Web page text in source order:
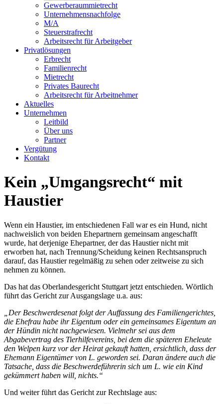
Gewerberaummietrecht
Unternehmensnachfolge
M/A
Steuerstrafrecht
Arbeitsrecht für Arbeitgeber
Privatlösungen
Erbrecht
Familienrecht
Mietrecht
Privates Baurecht
Arbeitsrecht für Arbeitnehmer
Aktuelles
Unternehmen
Leitbild
Über uns
Partner
Vergütung
Kontakt
Kein „Umgangsrecht“ mit
Haustier
Wenn ein Haustier, im entschiedenen Fall war es ein Hund, nicht
nachweislich von beiden Ehepartnern gemeinsam angeschafft
wurde, hat derjenige Ehepartner, der das Haustier nicht mit
erworben hat, nach Trennung/Scheidung keinen Rechtsanspruch
darauf, das Haustier regelmäßig zu sehen oder zeitweise zu sich
nehmen zu können.
Das hat das Oberlandesgericht Stuttgart jetzt entschieden. Wörtlich
führt das Gericht zur Ausgangslage u.a. aus:
„Der Beschwerdesenat folgt der Auffassung des Familiengerichtes,
die Ehefrau habe ihr Eigentum oder ein gemeinsames Eigentum an
der Hündin nicht nachgewiesen. Vielmehr sei aus dem
Abgabevertrag des Tierhilfevereins, bei dem die späteren Eheleute
den Welpen kurz vor der Heirat gekauft hatten, ersichtlich, dass der
Ehemann Eigentümer von L. geworden sei. Daran ändere auch die
Tatsache, dass die Beschwerdeführerin sich um L. wie ein Kind
gekümmert haben will, nichts.“
Und weiter führt das Gericht zur Rechtslage aus: